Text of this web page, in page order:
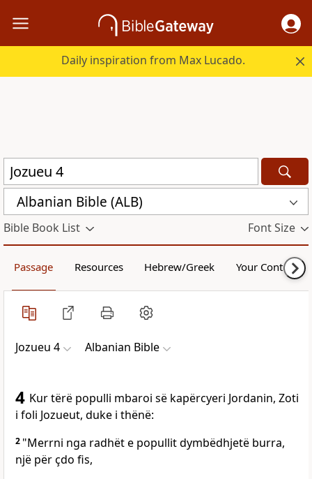
Daily inspiration from Max Lucado.
Albanian Bible (ALB)
Bible Book List Font Size
Passage Resources Hebrew/Greek Your Content
Jozueu 4 Albanian Bible
4 Kur tërë populli mbaroi së kapërcyeri Jordanin, Zoti
i foli Jozueut, duke i thënë:
2 "Merrni nga radhët e popullit dymbëdhjetë burra,
një për çdo fis,